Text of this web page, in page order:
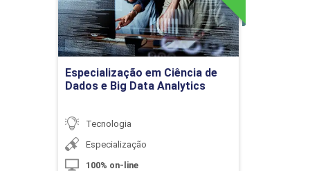
10h
Especialização em Ciência de
Dados e Big Data Analytics
Tecnologia
Especialização
100% on-line
Detalhes do curso